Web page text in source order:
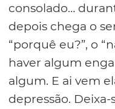
consolado…
depois chega o
“porquê eu?”, o
haver algum
algum. E ai vem
depressão.